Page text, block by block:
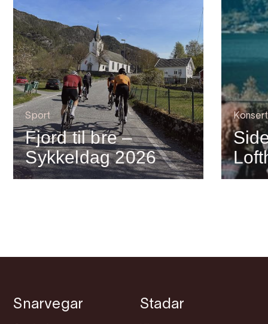
Sport
Fjord til bre –
Sykkeldag 2026
Konsert
Snarvegar Stadar